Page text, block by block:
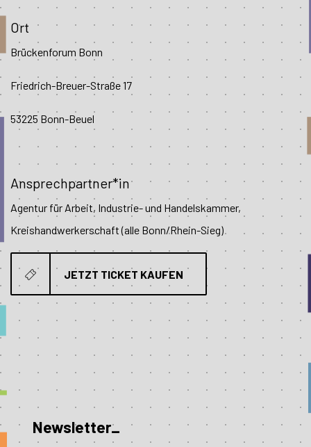
Ort
Brückenforum Bonn
Friedrich-Breuer-Straße 17
53225 Bonn-Beuel
Ansprechpartner*in
Agentur für Arbeit, Industrie- und Handelskammer,
Kreishandwerkerschaft (alle Bonn/Rhein-Sieg)
JETZT TICKET KAUFEN
Newsletter_